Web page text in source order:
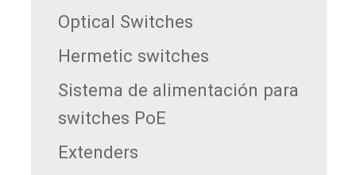
Optical Switches
Hermetic switches
Sistema de alimentación para
switches PoE
Extenders